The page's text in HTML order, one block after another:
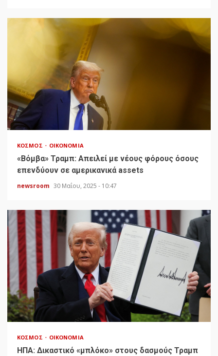
ΚΌΣΜΟΣ ΟΙΚΟΝΟΜΊΑ
«Bόμβα» Τραμπ: Απειλεί με νέους φόρους όσους
επενδύουν σε αμερικανικά assets
newsroom 30 Μαΐου, 2025 - 10:47
ΚΌΣΜΟΣ ΟΙΚΟΝΟΜΊΑ
HΠΑ: Δικαστικό «μπλόκο» στους δασμούς Τραμπ